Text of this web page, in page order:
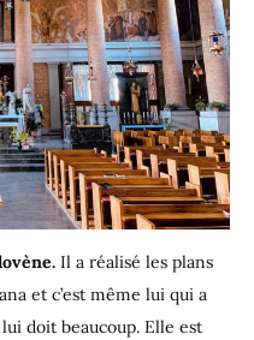
Il a réalisé les plans
et c’est même lui qui a
doit beaucoup. Elle est